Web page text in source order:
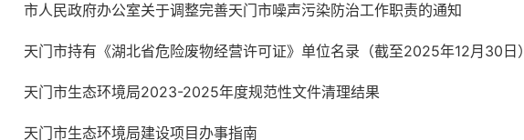
市人民政府办公室关于调整完善天门市噪声污染防治工作职责的通知
天门市持有《湖北省危险废物经营许可证》单位名录（截至2025年12月30日）
天门市生态环境局2023-2025年度规范性文件清理结果
天门市生态环境局建设项目办事指南